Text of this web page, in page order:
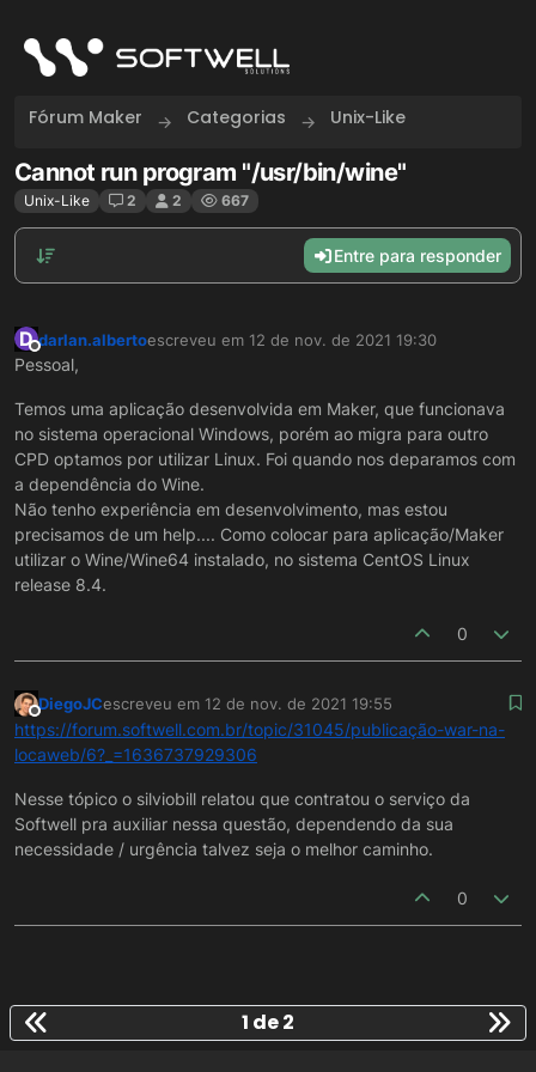
Fórum Maker Categorias Unix-Like
Cannot run program "/usr/bin/wine"
Unix-Like 2 2 667
Entre para responder
D
Offline
darlan.albertoescreveu em 12 de nov. de 2021 19:30
última edição por
Pessoal,
Temos uma aplicação desenvolvida em Maker, que funcionava
no sistema operacional Windows, porém ao migra para outro
CPD optamos por utilizar Linux. Foi quando nos deparamos com
a dependência do Wine.
Não tenho experiência em desenvolvimento, mas estou
precisamos de um help.... Como colocar para aplicação/Maker
utilizar o Wine/Wine64 instalado, no sistema CentOS Linux
release 8.4.
0
Offline
DiegoJCescreveu em 12 de nov. de 2021 19:55
última edição por
https://forum.softwell.com.br/topic/31045/publicação-war-na-
locaweb/6?_=1636737929306
Nesse tópico o silviobill relatou que contratou o serviço da
Softwell pra auxiliar nessa questão, dependendo da sua
necessidade / urgência talvez seja o melhor caminho.
0
1 de 2